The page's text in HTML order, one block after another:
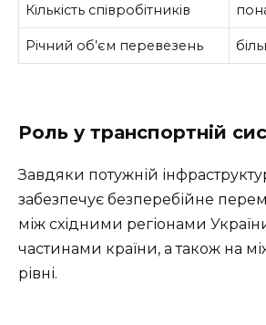
Кількість співробітників
Річний об’єм перевезень
Роль у транспортній
Завдяки потужній
забезпечує безперебійне
між східними регіонами
частинами країни, а також на
рівні.